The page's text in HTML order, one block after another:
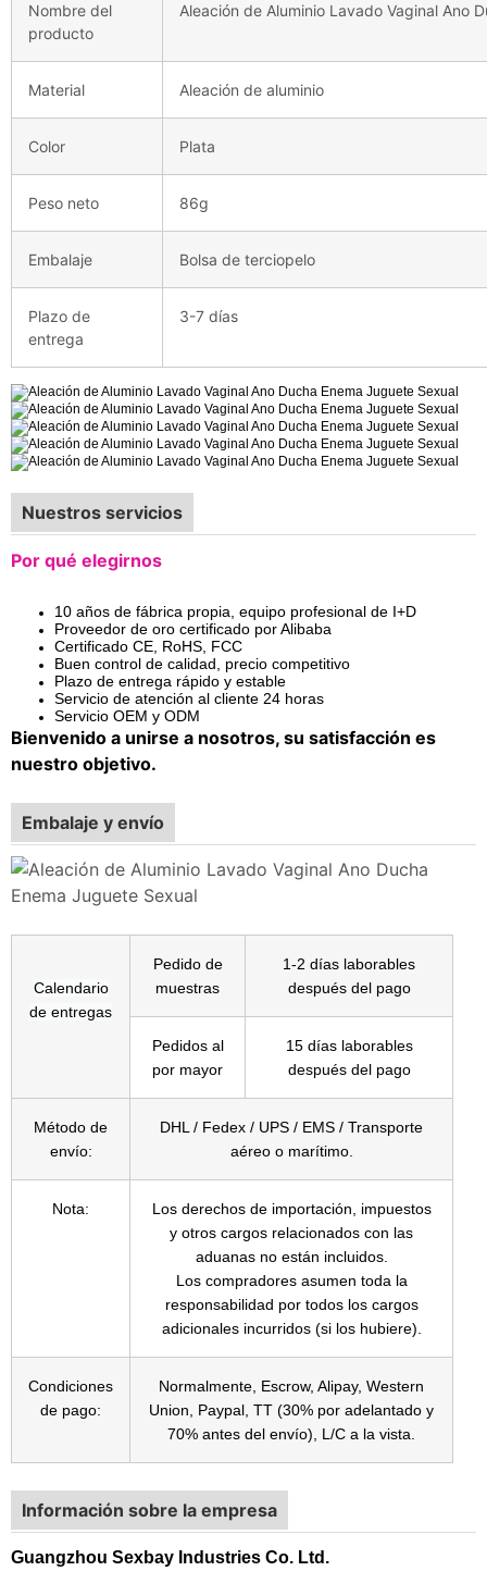
Nombre del
producto
Aleación de Aluminio Lavado Vaginal Ano
Material Aleación de aluminio
Color Plata
Peso neto 86g
Embalaje Bolsa de terciopelo
Plazo de
entrega
3-7 días
Nuestros servicios
Por qué elegirnos
10 años de fábrica propia, equipo profesional de I+D
Proveedor de oro certificado por Alibaba
Certificado CE, RoHS, FCC
Buen control de calidad, precio competitivo
Plazo de entrega rápido y estable
Servicio de atención al cliente 24 horas
Servicio OEM y ODM
Bienvenido a unirse a nosotros, su satisfacción es
nuestro objetivo.
Embalaje y envío
Calendario
de entregas
Pedido de
muestras
1-2 días laborables
después del pago
Pedidos al
por mayor
15 días laborables
después del pago
Método de
envío:
DHL / Fedex / UPS / EMS / Transporte
aéreo o marítimo.
Nota:
Los derechos de importación, impuestos
y otros cargos relacionados con las
aduanas no están incluidos.
Los compradores asumen toda la
responsabilidad por todos los cargos
adicionales incurridos (si los hubiere).
Condiciones
de pago:
Normalmente, Escrow, Alipay, Western
Union, Paypal, TT (30% por adelantado y
70% antes del envío), L/C a la vista.
Información sobre la empresa
Guangzhou Sexbay Industries Co. Ltd .